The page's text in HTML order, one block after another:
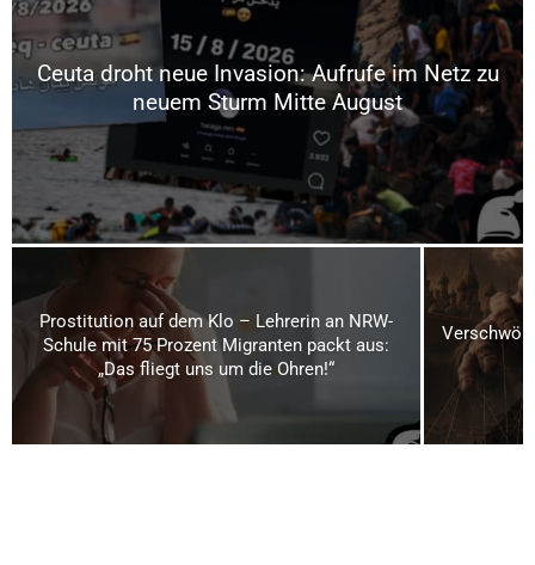
Ceuta droht neue Invasion: Aufrufe im Netz zu
neuem Sturm Mitte August
Prostitution auf dem Klo – Lehrerin an NRW-
Schule mit 75 Prozent Migranten packt aus:
„Das fliegt uns um die Ohren!“